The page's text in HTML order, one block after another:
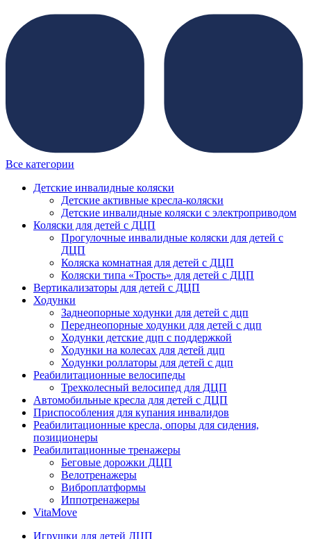
Все категории
Детские инвалидные коляски
Детские активные кресла-коляски
Детские инвалидные коляски с электроприводом
Коляски для детей с ДЦП
Прогулочные инвалидные коляски для детей с
ДЦП
Коляска комнатная для детей с ДЦП
Коляски типа «Трость» для детей с ДЦП
Вертикализаторы для детей с ДЦП
Ходунки
Заднеопорные ходунки для детей с дцп
Переднеопорные ходунки для детей с дцп
Ходунки детские дцп с поддержкой
Ходунки на колесах для детей дцп
Ходунки роллаторы для детей с дцп
Реабилитационные велосипеды
Трехколесный велосипед для ДЦП
Автомобильные кресла для детей с ДЦП
Приспособления для купания инвалидов
Реабилитационные кресла, опоры для сидения,
позиционеры
Реабилитационные тренажеры
Беговые дорожки ДЦП
Велотренажеры
Виброплатформы
Иппотренажеры
VitaMove
Игрушки для детей ДЦП